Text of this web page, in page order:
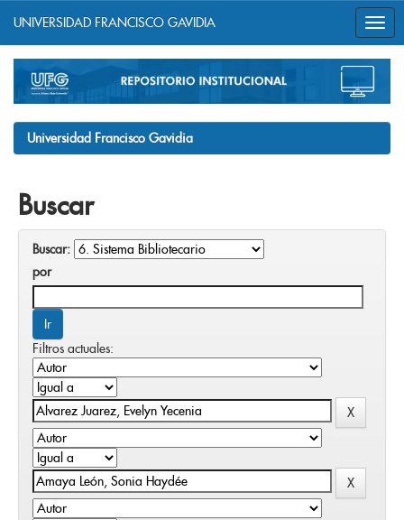
navigation
UNIVERSIDAD FRANCISCO GAVIDIA
Universidad Francisco Gavidia
Buscar
Buscar:
por
Filtros actuales: